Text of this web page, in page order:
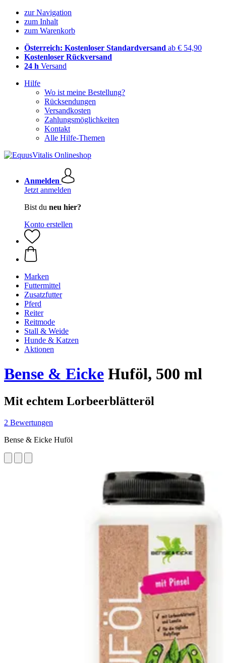
zur Navigation
zum Inhalt
zum Warenkorb
Österreich: Kostenloser Standardversand ab € 54,90
Kostenloser Rückversand
24 h Versand
Hilfe
Wo ist meine Bestellung?
Rücksendungen
Versandkosten
Zahlungsmöglichkeiten
Kontakt
Alle Hilfe-Themen
Anmelden
Jetzt anmelden
Bist du neu hier?
Konto erstellen
Marken
Futtermittel
Zusatzfutter
Pferd
Reiter
Reitmode
Stall & Weide
Hunde & Katzen
Aktionen
Bense & Eicke Huföl, 500 ml
Mit echtem Lorbeerblätteröl
2 Bewertungen
Bense & Eicke Huföl